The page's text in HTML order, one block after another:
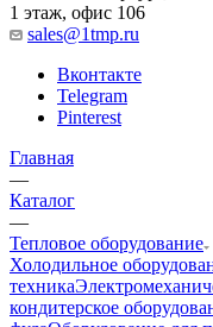
1 этаж, офис 106
sales@1tmp.ru
Вконтакте
Telegram
Pinterest
Главная
—
Каталог
—
Тепловое оборудование
Холодильное
техника
кондитерское